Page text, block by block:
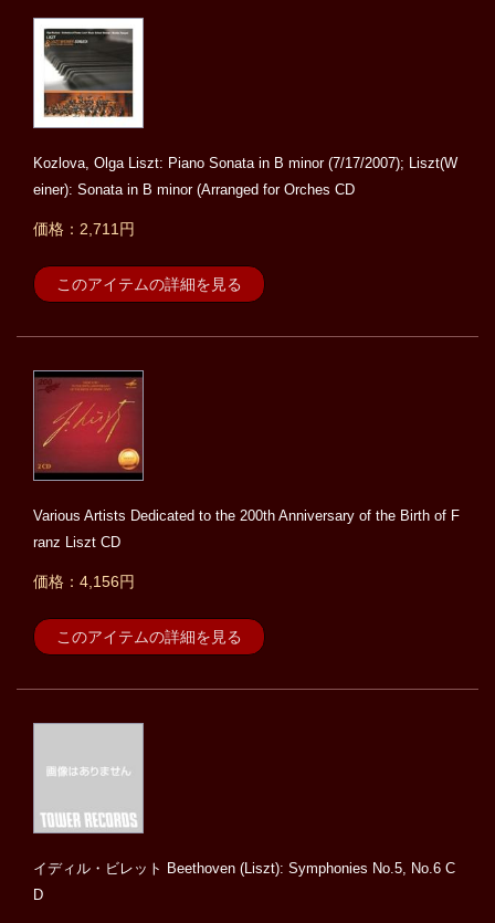
Kozlova, Olga Liszt: Piano Sonata in B minor (7/17/2007); Liszt(W
einer): Sonata in B minor (Arranged for Orches CD
価格：2,711円
このアイテムの詳細を見る
Various Artists Dedicated to the 200th Anniversary of the Birth of F
ranz Liszt CD
価格：4,156円
このアイテムの詳細を見る
イディル・ビレット Beethoven (Liszt): Symphonies No.5, No.6 C
D